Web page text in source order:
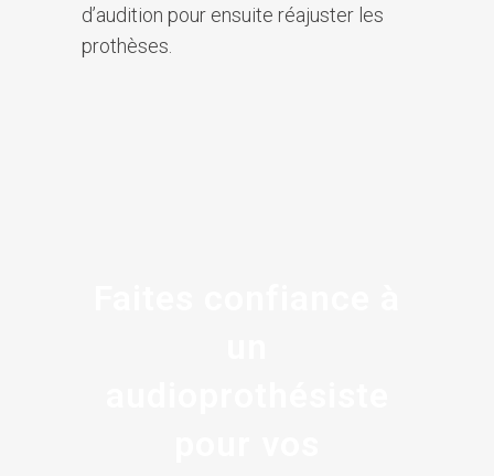
d’audition pour ensuite réajuster les
prothèses.